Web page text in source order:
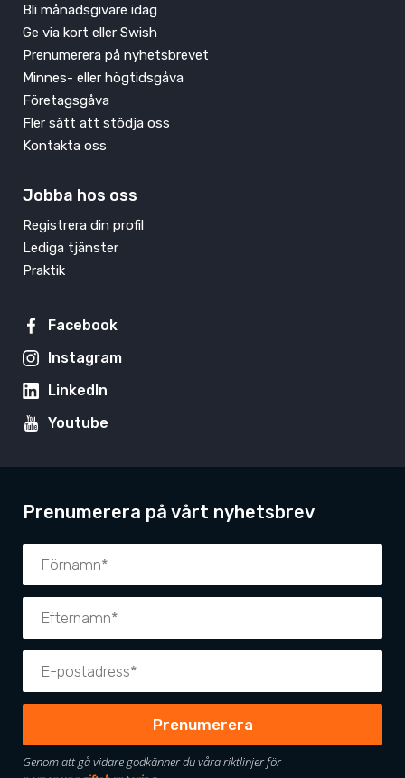
Bli månadsgivare idag
Ge via kort eller Swish
Prenumerera på nyhetsbrevet
Minnes- eller högtidsgåva
Företagsgåva
Fler sätt att stödja oss
Kontakta oss
Jobba hos oss
Registrera din profil
Lediga tjänster
Praktik
Facebook
Instagram
LinkedIn
Youtube
Prenumerera på vårt nyhetsbrev
Genom att gå vidare godkänner du våra riktlinjer för